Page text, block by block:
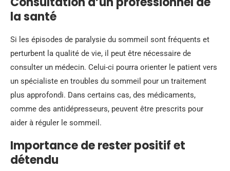
la santé
Si les épisodes de paralysie du sommeil sont fréquents et
perturbent la qualité de vie, il peut être nécessaire de
consulter un médecin. Celui-ci pourra orienter le patient vers
un spécialiste en troubles du sommeil pour un traitement
plus approfondi. Dans certains cas, des médicaments,
comme des antidépresseurs, peuvent être prescrits pour
aider à réguler le sommeil.
Importance de rester positif et
détendu